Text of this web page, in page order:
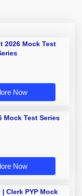
2026 Mock Test
Now
Mock Test Series
Now
| Clerk PYP Mock